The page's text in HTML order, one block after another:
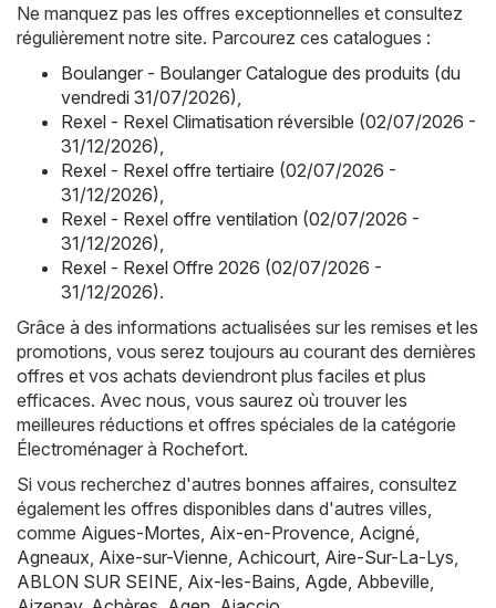
Ne manquez pas les offres exceptionnelles et consultez
régulièrement notre site. Parcourez ces catalogues :
Boulanger - Boulanger Catalogue des produits (du
vendredi 31/07/2026)
Rexel - Rexel Climatisation réversible (02/07/2026 -
31/12/2026)
Rexel - Rexel offre tertiaire (02/07/2026 -
31/12/2026)
Rexel - Rexel offre ventilation (02/07/2026 -
31/12/2026)
Rexel - Rexel Offre 2026 (02/07/2026 -
31/12/2026).
Grâce à des informations actualisées sur les remises et les
promotions, vous serez toujours au courant des dernières
offres et vos achats deviendront plus faciles et plus
efficaces. Avec nous, vous saurez où trouver les
meilleures réductions et offres spéciales de la catégorie
Électroménager à Rochefort.
Si vous recherchez d'autres bonnes affaires, consultez
également les offres disponibles dans d'autres villes,
comme Aigues-Mortes Aix-en-Provence Acigné
Agneaux Aixe-sur-Vienne Achicourt Aire-Sur-La-Lys
ABLON SUR SEINE Aix-les-Bains Agde Abbeville